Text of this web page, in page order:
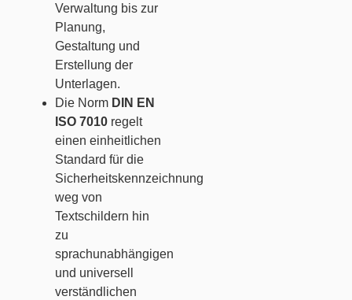
Verwaltung bis zur
Planung,
Gestaltung und
Erstellung der
Unterlagen.
Die Norm DIN EN
ISO 7010 regelt
einen einheitlichen
Standard für die
Sicherheitskennzeichnung
weg von
Textschildern hin
zu
sprachunabhängigen
und universell
verständlichen